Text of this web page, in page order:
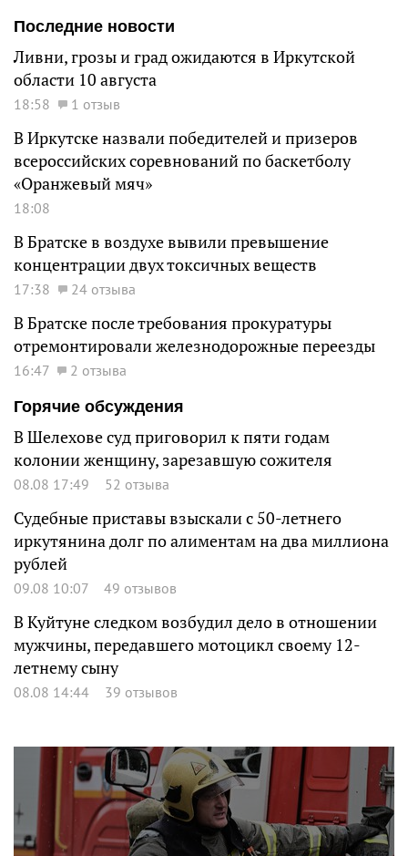
Последние новости
Ливни, грозы и град ожидаются в Иркутской
области 10 августа
18:58 1 отзыв
В Иркутске назвали победителей и призеров
всероссийских соревнований по баскетболу
«Оранжевый мяч»
18:08
В Братске в воздухе вывили превышение
концентрации двух токсичных веществ
17:38 24 отзыва
В Братске после требования прокуратуры
отремонтировали железнодорожные переезды
16:47
2 отзыва
Горячие обсуждения
В Шелехове суд приговорил к пяти годам
колонии женщину, зарезавшую сожителя
08.08 17:49 52 отзыва
Судебные приставы взыскали с 50-летнего
иркутянина долг по алиментам на два миллиона
рублей
09.08 10:07 49 отзывов
В Куйтуне следком возбудил дело в отношении
мужчины, передавшего мотоцикл своему 12-
летнему сыну
08.08 14:44 39 отзывов